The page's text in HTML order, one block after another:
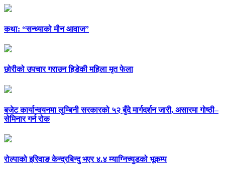
कथा: “सन्ध्याको मौन आवाज”
छोरीको उपचार गराउन हिडेकी महिला मृत फेला
बजेट कार्यान्वयनमा लुम्बिनी सरकारको ५२ बुँदे मार्गदर्शन जारी, असारमा गोष्ठी–
सेमिनार गर्न रोक
रोल्पाको इरिवाङ केन्द्रबिन्दु भएर ४.४ म्याग्निच्युडको भूकम्प